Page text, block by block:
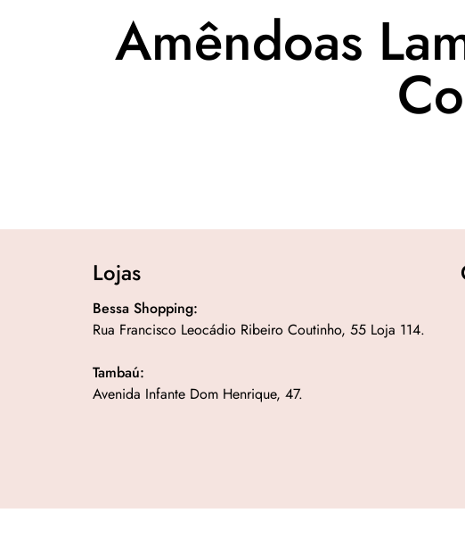
Amêndoas
Lojas
Bessa Shopping:
Rua Francisco Leocádio Ribeiro Coutinho, 55 Loja 114.
Tambaú:
Avenida Infante Dom Henrique, 47.